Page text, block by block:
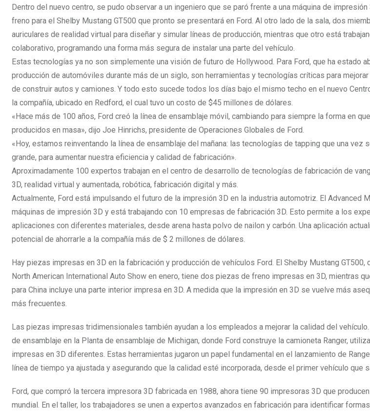
Dentro del nuevo centro, se pudo observar a un ingeniero que se paró frente a una máquina de
freno para el Shelby Mustang GT500 que pronto se presentará en Ford. Al otro lado de la sala, dos
auriculares de realidad virtual para diseñar y simular líneas de producción, mientras que otro está
colaborativo, programando una forma más segura de instalar una parte del vehículo.
Estas tecnologías ya no son simplemente una visión de futuro de Hollywood. Para Ford, que ha estado
producción de automóviles durante más de un siglo, son herramientas y tecnologías críticas para
de construir autos y camiones. Y todo esto sucede todos los días bajo el mismo techo en el nuevo
la compañía, ubicado en Redford, el cual tuvo un costo de $45 millones de dólares.
«Hace más de 100 años, Ford creó la línea de ensamblaje móvil, cambiando para siempre la forma en
producidos en masa», dijo Joe Hinrichs, presidente de Operaciones Globales de Ford.
«Hoy, estamos reinventando la línea de ensamblaje del mañana: las tecnologías de tapping que una vez
grande, para aumentar nuestra eficiencia y calidad de fabricación».
Aproximadamente 100 expertos trabajan en el centro de desarrollo de tecnologías de fabricación de
3D, realidad virtual y aumentada, robótica, fabricación digital y más.
Actualmente, Ford está impulsando el futuro de la impresión 3D en la industria automotriz. El Advanced
máquinas de impresión 3D y está trabajando con 10 empresas de fabricación 3D. Esto permite a los
aplicaciones con diferentes materiales, desde arena hasta polvo de nailon y carbón. Una aplicación
potencial de ahorrarle a la compañía más de $ 2 millones de dólares.
Hay piezas impresas en 3D en la fabricación y producción de vehículos Ford. El Shelby Mustang GT500,
North American International Auto Show en enero, tiene dos piezas de freno impresas en 3D, mientras
para China incluye una parte interior impresa en 3D. A medida que la impresión en 3D se vuelve más
más frecuentes.
Las piezas impresas tridimensionales también ayudan a los empleados a mejorar la calidad del
de ensamblaje en la Planta de ensamblaje de Michigan, donde Ford construye la camioneta Ranger,
impresas en 3D diferentes. Estas herramientas jugaron un papel fundamental en el lanzamiento de
línea de tiempo ya ajustada y asegurando que la calidad esté incorporada, desde el primer vehículo que
Ford, que compró la tercera impresora 3D fabricada en 1988, ahora tiene 90 impresoras 3D que
mundial. En el taller, los trabajadores se unen a expertos avanzados en fabricación para identificar